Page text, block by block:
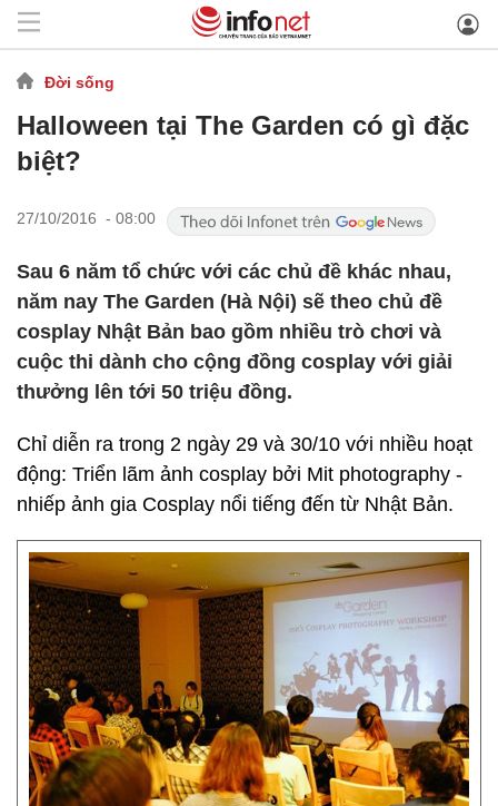
Đời sống
Halloween tại The Garden có gì đặc
biệt?
27/10/2016 - 08:00
Sau 6 năm tổ chức với các chủ đề khác nhau,
năm nay The Garden (Hà Nội) sẽ theo chủ đề
cosplay Nhật Bản bao gồm nhiều trò chơi và
cuộc thi dành cho cộng đồng cosplay với giải
thưởng lên tới 50 triệu đồng.
Chỉ diễn ra trong 2 ngày 29 và 30/10 với nhiều hoạt
động: Triển lãm ảnh cosplay bởi Mit photography -
nhiếp ảnh gia Cosplay nổi tiếng đến từ Nhật Bản.